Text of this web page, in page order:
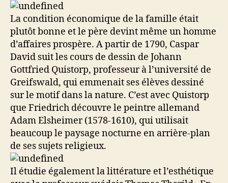
La condition économique de la famille était
plutôt bonne et le père devint même un homme
d’affaires prospère. A partir de 1790, Caspar
David suit les cours de dessin de Johann
Gottfried Quistorp, professeur à l’université de
Greifswald, qui emmenait ses élèves dessiné
sur le motif dans la nature. C’est avec Quistorp
que Friedrich découvre le peintre allemand
Adam Elsheimer (1578-1610), qui utilisait
beaucoup le paysage nocturne en arrière-plan
de ses sujets religieux.
Il étudie également la littérature et l’esthétique